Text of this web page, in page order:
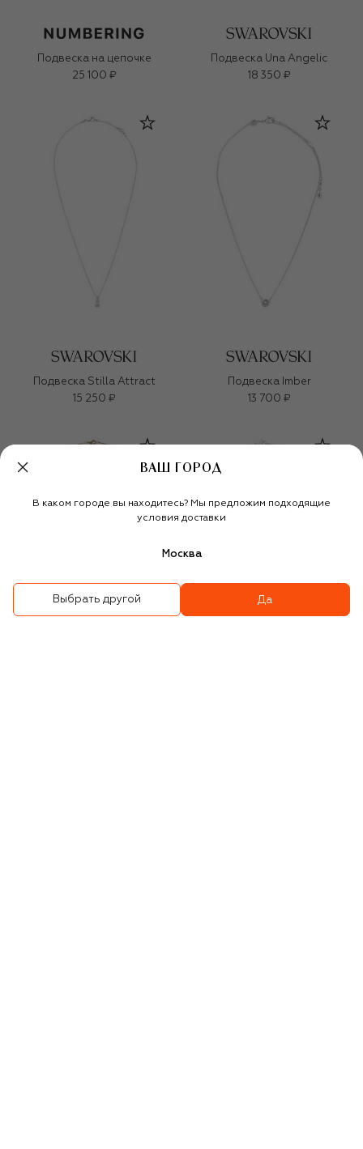
Подвеска на цепочке
25 100 ₽
Подвеска Una Angelic
18 350 ₽
Подвеска Stilla Attract
15 250 ₽
Подвеска Imber
13 700 ₽
ВАШ ГОРОД
В каком городе вы находитесь? Мы предложим подходящие
условия доставки
Москва
Выбрать другой Да